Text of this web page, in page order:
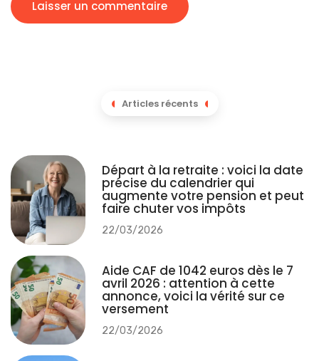
Articles récents
Départ à la retraite : voici la date
précise du calendrier qui
augmente votre pension et peut
faire chuter vos impôts
22/03/2026
Aide CAF de 1042 euros dès le 7
avril 2026 : attention à cette
annonce, voici la vérité sur ce
versement
22/03/2026